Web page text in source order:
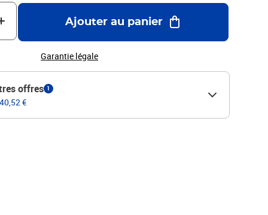
Ajouter au panier
Garantie légale
offres 1
€